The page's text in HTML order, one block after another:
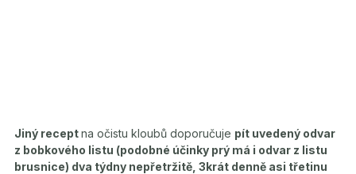
Jiný receptna očistu kloubů doporučuje pít uvedený odvar
z bobkového listu (podobné účinky prý má i odvar z listu
brusnice) dva týdny nepřetržitě, 3krát denně asi třetinu